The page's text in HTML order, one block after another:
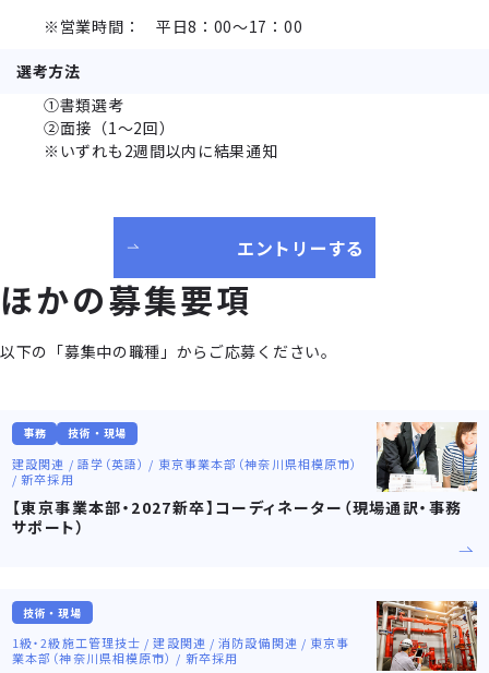
※営業時間： 平日8：00～17：00
選考方法
①書類選考
②面接（1～2回）
※いずれも2週間以内に結果通知
エントリーする
ほかの募集要項
以下の「募集中の職種」からご応募ください。
事務 技術・現場
建設関連 / 語学（英語） / 東京事業本部（神奈川県相模原市）
/ 新卒採用
【東京事業本部・2027新卒】コーディネーター（現場通訳・事務
サポート）
技術・現場
1級・2級施工管理技士 / 建設関連 / 消防設備関連 / 東京事
業本部（神奈川県相模原市） / 新卒採用